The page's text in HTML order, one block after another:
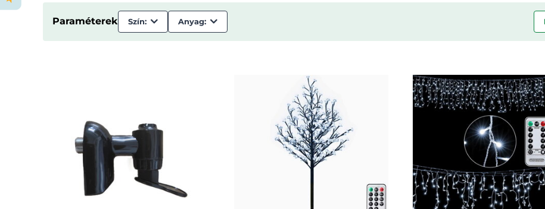
Paraméterek Szín: Anyag: